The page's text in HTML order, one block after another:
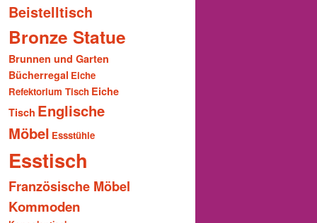
Beistelltisch
Bronze Statue
Brunnen und Garten
Bücherregal Eiche
Refektorium Tisch Eiche
Tisch Englische
Möbel Essstühle
Esstisch
Französische Möbel
Kommoden